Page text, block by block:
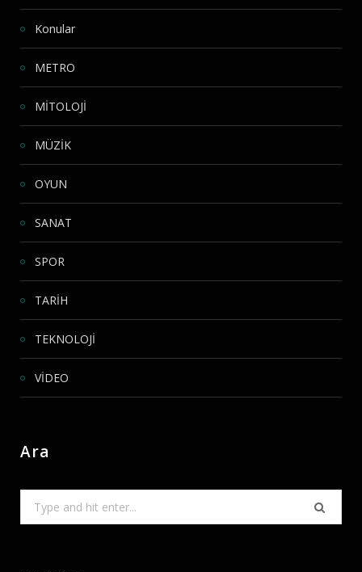
Konular
METRO
MİTOLOJİ
MÜZİK
OYUN
SANAT
SPOR
TARİH
TEKNOLOJİ
VİDEO
Ara
for: